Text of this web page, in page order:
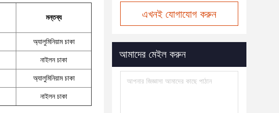
মন্তব্য
অ্যালুমিনিয়াম চাকা
নাইলন চাকা
অ্যালুমিনিয়াম চাকা
নাইলন চাকা
এখনই যোগাযোগ করুন
আমাদের মেইল করুন